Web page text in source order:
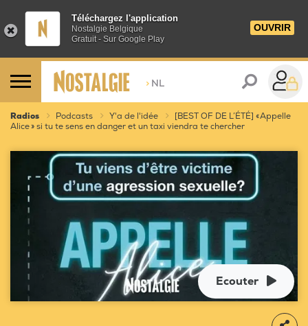
Téléchargez l'application
Nostalgie Belgique
Gratuit - Sur Google Play
OUVRIR
> NL
Radios Podcasts Y'a de l'idée
[BEST OF DE L’ÉTÉ] « Appelle
Alice » si tu te sens en danger et un taxi viendra te chercher
Ecouter